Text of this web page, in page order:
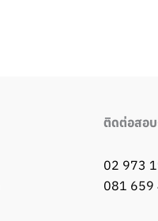
ติดต่อสอ
02 973
081 659